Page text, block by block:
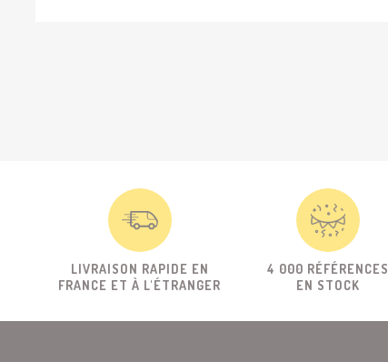
LIVRAISON RAPIDE EN
FRANCE ET À L'ÉTRANGER
4 000 RÉFÉRENCES
EN STOCK